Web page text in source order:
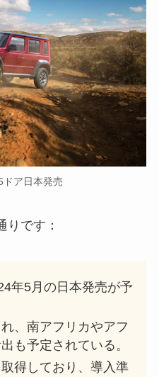
ドア日本発売
りです：
年5月の日本発売が予
、南アフリカやアフ
も予定されている。
得しており、導入準